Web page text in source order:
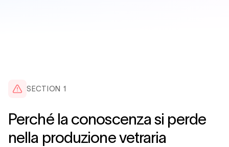
SECTION 1
Perché la conoscenza si perde
nella produzione vetraria